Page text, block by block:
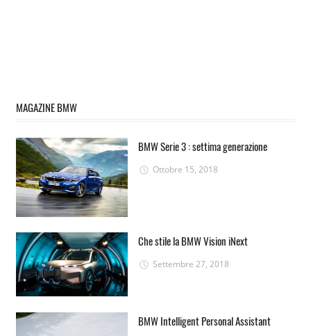
MAGAZINE BMW
BMW Serie 3 : settima generazione
Ottobre 15, 2018
Che stile la BMW Vision iNext
Settembre 27, 2018
BMW Intelligent Personal Assistant